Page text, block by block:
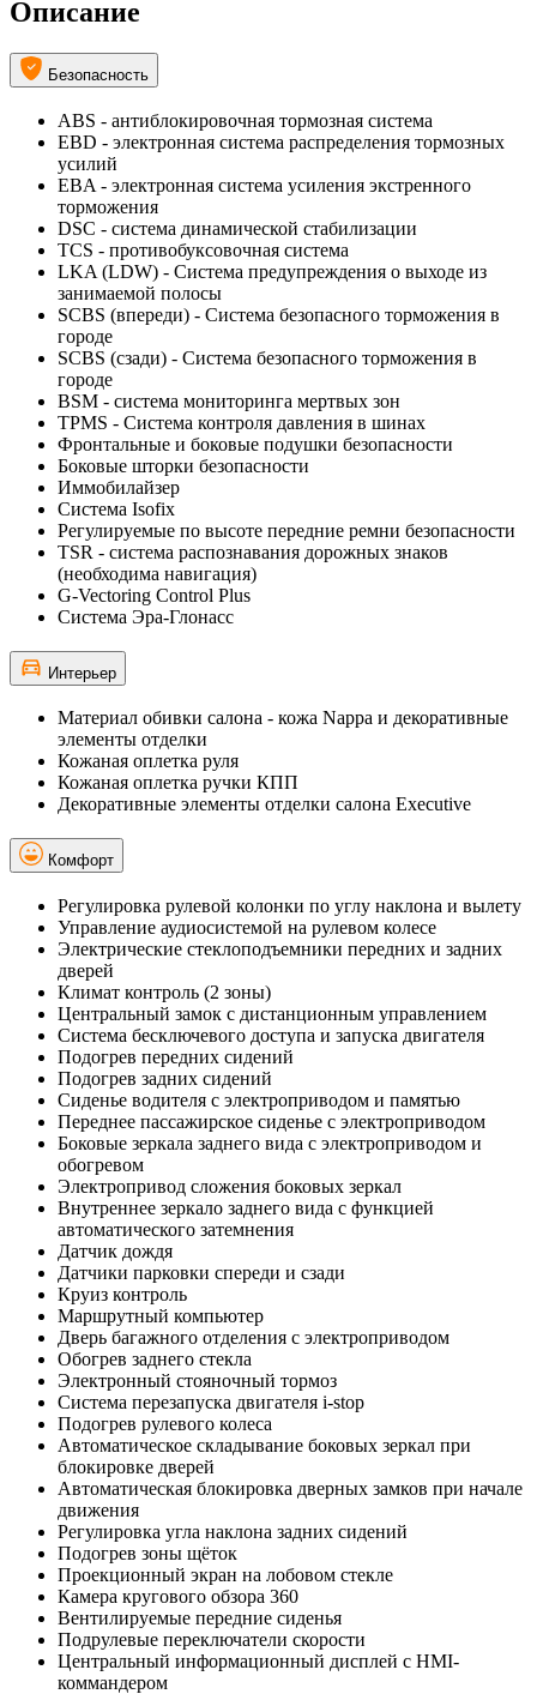
Описание
Безопасность
ABS - антиблокировочная тормозная система
EBD - электронная система распределения тормозных
усилий
EBA - электронная система усиления экстренного
торможения
DSC - система динамической стабилизации
TCS - противобуксовочная система
LKA (LDW) - Система предупреждения о выходе из
занимаемой полосы
SCBS (впереди) - Система безопасного торможения в
городе
SCBS (сзади) - Система безопасного торможения в
городе
BSM - система мониторинга мертвых зон
TPMS - Cистема контроля давления в шинах
Фронтальные и боковые подушки безопасности
Боковые шторки безопасности
Иммобилайзер
Система Isofix
Регулируемые по высоте передние ремни безопасности
TSR - система распознавания дорожных знаков
(необходима навигация)
G-Vectoring Control Plus
Система Эра-Глонасс
Интерьер
Материал обивки салона - кожа Nappa и декоративные
элементы отделки
Кожаная оплетка руля
Кожаная оплетка ручки КПП
Декоративные элементы отделки салона Executive
Комфорт
Регулировка рулевой колонки по углу наклона и вылету
Управление аудиосистемой на рулевом колесе
Электрические стеклоподъемники передних и задних
дверей
Климат контроль (2 зоны)
Центральный замок с дистанционным управлением
Система бесключевого доступа и запуска двигателя
Подогрев передних сидений
Подогрев задних сидений
Сиденье водителя с электроприводом и памятью
Переднее пассажирское сиденье с электроприводом
Боковые зеркала заднего вида с электроприводом и
обогревом
Электропривод сложения боковых зеркал
Внутреннее зеркало заднего вида с функцией
автоматического затемнения
Датчик дождя
Датчики парковки спереди и сзади
Круиз контроль
Маршрутный компьютер
Дверь багажного отделения с электроприводом
Обогрев заднего стекла
Электронный стояночный тормоз
Система перезапуска двигателя i-stop
Подогрев рулевого колеса
Автоматическое складывание боковых зеркал при
блокировке дверей
Автоматическая блокировка дверных замков при начале
движения
Регулировка угла наклона задних сидений
Подогрев зоны щёток
Проекционный экран на лобовом стекле
Камера кругового обзора 360
Вентилируемые передние сиденья
Подрулевые переключатели скорости
Центральный информационный дисплей с HMI-
коммандером